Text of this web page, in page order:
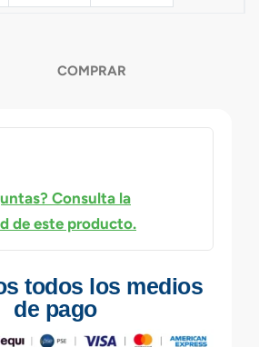
COMPRAR
Consulta la
de este producto.
todos los medios
de pago